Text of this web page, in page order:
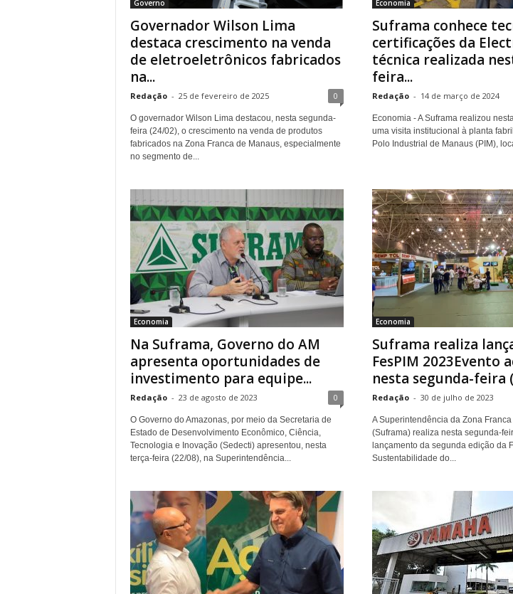
Governo
Governador Wilson Lima
destaca crescimento na venda
de eletroeletrônicos fabricados
na...
Redação - 25 de fevereiro de 2025 0
O governador Wilson Lima destacou, nesta segunda-
feira (24/02), o crescimento na venda de produtos
fabricados na Zona Franca de Manaus, especialmente
no segmento de...
Economia
Suframa conhece
certificações da
técnica realizada
feira...
Redação - 14 de março de 2024
Economia - A Suframa realizou
uma visita institucional à planta
Polo Industrial de Manaus (PIM),
Economia
Na Suframa, Governo do AM
apresenta oportunidades de
investimento para equipe...
Redação - 23 de agosto de 2023 0
O Governo do Amazonas, por meio da Secretaria de
Estado de Desenvolvimento Econômico, Ciência,
Tecnologia e Inovação (Sedecti) apresentou, nesta
terça-feira (22/08), na Superintendência...
Economia
Suframa realiza
FesPIM 2023Evento
nesta segunda-feira
Redação - 30 de julho de 2023
A Superintendência da Zona
(Suframa) realiza nesta segunda-
lançamento da segunda edição da
Sustentabilidade do...